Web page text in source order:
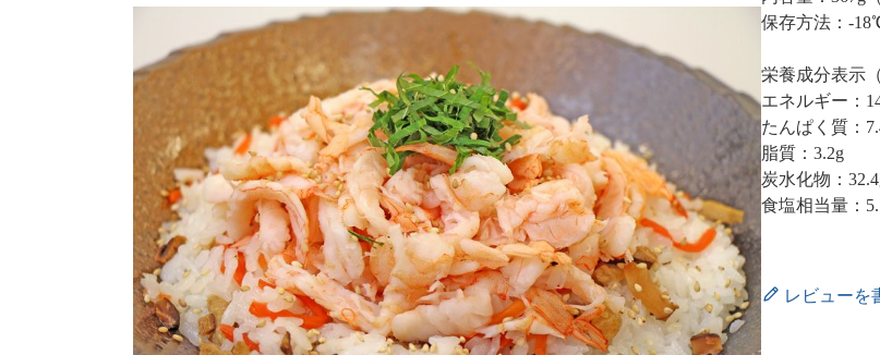
保存方法：-
栄養成分表示
エネルギー：
たんぱく質：
脂質：3.2g
炭水化物：
食塩相当量：
レビューを